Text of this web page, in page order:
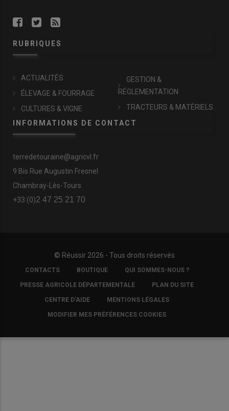
RUBRIQUES
ACTUALITÉS
ÉLEVAGE & FOURRAGE
CULTURES & VIGNE
GESTION &
RÉGLEMENTATION
TRACTEURS & MATÉRIELS
INFORMATIONS DE CONTACT
terredetouraine@agricvl.fr
9 Bis Rue Augustin Fresnel
Chambray-Lès-Tours
+33 (0)2 47 25 21 70
© Réussir 2026 - Tous droits réservés
FOOTER
COPYRIGHT
CONTACTS BOUTIQUE QUI SOMMES-NOUS ?
PRESSE AGRICOLE DÉPARTEMENTALE PLAN DU SITE
CENTRE D'AIDE MENTIONS LÉGALES
MODIFIER MES PRÉFÉRENCES COOKIES